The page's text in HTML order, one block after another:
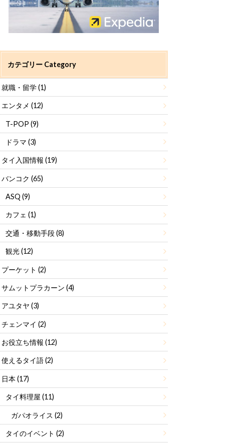
カテゴリー Category
就職・留学(1)
エンタメ(12)
T-POP (9)
ドラマ (3)
タイ入国情報(19)
バンコク(65)
ASQ (9)
カフェ (1)
交通・移動手段(8)
観光(12)
プーケット(2)
サムットプラカーン(4)
アユタヤ(3)
チェンマイ(2)
お役立ち情報(12)
使えるタイ語(2)
日本(17)
タイ料理屋 (11)
ガパオライス(2)
タイのイベント (2)